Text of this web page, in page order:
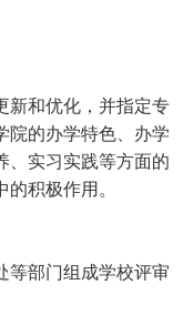
新和优化，并指定专
院的办学特色、办学
、实习实践等方面的
积极作用。
等部门组成学校评审